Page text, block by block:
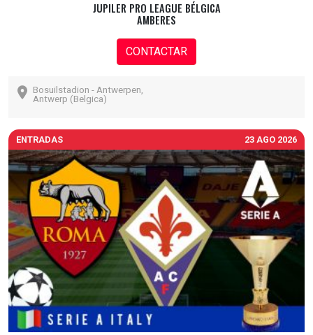
JUPILER PRO LEAGUE BÉLGICA
AMBERES
CONTACTAR
Bosuilstadion - Antwerpen,
Antwerp (Belgica)
ENTRADAS 23 AGO 2026